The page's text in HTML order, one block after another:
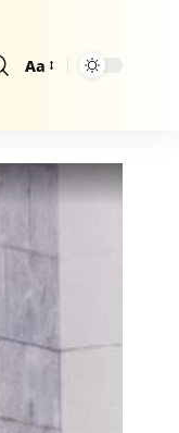
Größenänderung
Aa